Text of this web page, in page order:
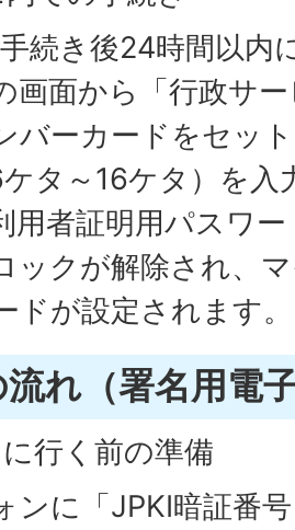
続き後24時間以内
画面から「行政サ
バーカードをセッ
ケタ～16ケタ）を
用者証明用パスワ
ックが解除され、
ドが設定されます。
れ（署名用電
行く前の準備
ンに「JPKI暗証番